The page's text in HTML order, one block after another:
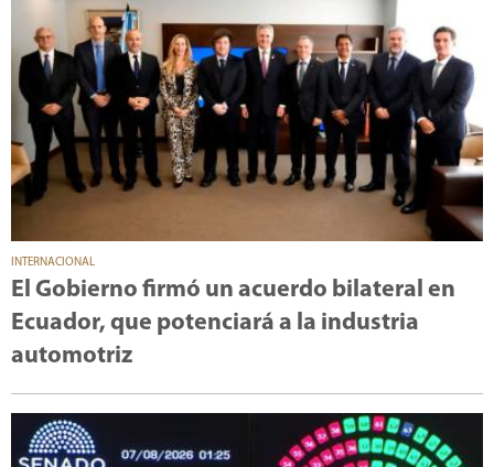
INTERNACIONAL
El Gobierno firmó un acuerdo bilateral en
Ecuador, que potenciará a la industria
automotriz